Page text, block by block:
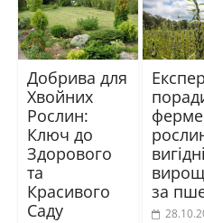
Добрива для
Хвойних
Рослин:
Ключ до
Здорового
та
Красивого
Саду
за